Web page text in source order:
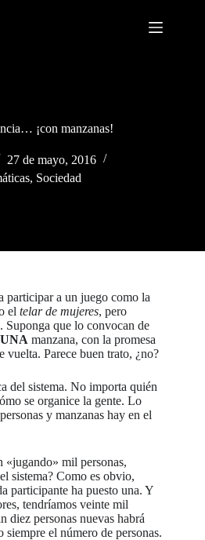
¡con manzanas!
27 de mayo, 2016
, Sociedad
participar a un juego como la
el telar de mujeres, pero
Suponga que lo convocan de
UNA manzana, con la promesa
vuelta. Parece buen trato, ¿no?
del sistema. No importa quién
se organice la gente. Lo
y manzanas hay en el
«jugando» mil personas,
sistema? Como es obvio,
participante ha puesto una. Y
tendríamos veinte mil
diez personas nuevas habrá
siempre el número de personas.